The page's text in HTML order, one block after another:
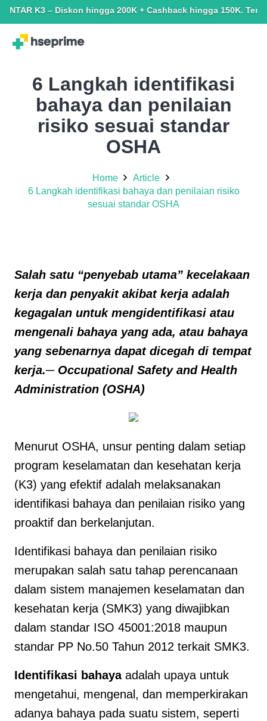
– Diskon hingga 200K + Cashback hingga 150K. Terbatas
6 Langkah identifikasi
bahaya dan penilaian
risiko sesuai standar
OSHA
Home
Article
6 Langkah identifikasi bahaya dan penilaian risiko
sesuai standar OSHA
Salah satu “penyebab utama” kecelakaan
kerja dan penyakit akibat kerja adalah
kegagalan untuk mengidentifikasi atau
mengenali bahaya yang ada, atau bahaya
yang sebenarnya dapat dicegah di tempat
kerja.─ Occupational Safety and Health
Administration (OSHA)
Menurut OSHA, unsur penting dalam setiap
program keselamatan dan kesehatan kerja
(K3) yang efektif adalah melaksanakan
identifikasi bahaya dan penilaian risiko yang
proaktif dan berkelanjutan.
Identifikasi bahaya dan penilaian risiko
merupakan salah satu tahap perencanaan
dalam sistem manajemen keselamatan dan
kesehatan kerja (SMK3) yang diwajibkan
dalam standar ISO 45001:2018 maupun
standar PP No.50 Tahun 2012 terkait SMK3.
Identifikasi bahayaadalah upaya untuk
mengetahui, mengenal, dan memperkirakan
adanya bahaya pada suatu sistem, seperti